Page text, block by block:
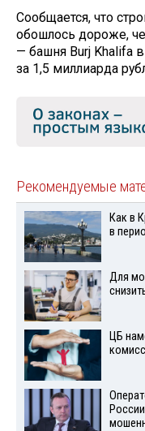
Сообщается, что
обошлось дороже,
— башня Burj Khalifa
за 1,5 миллиарда
Рекомендуемые
Как в
в
Для
ЦБ